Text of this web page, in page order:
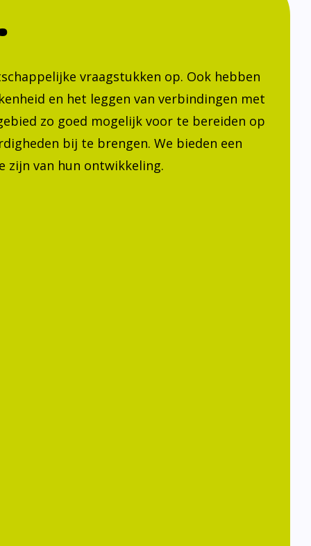
vraagstukken op. Ook hebben
en het leggen van verbindingen met
zo goed mogelijk voor te bereiden op
bij te brengen. We bieden een
zijn van hun ontwikkeling.